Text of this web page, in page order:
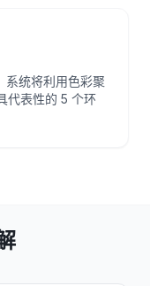
系统将利用色彩聚
代表性的 5 个环